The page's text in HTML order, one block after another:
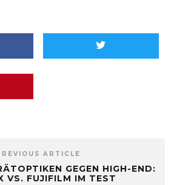
ARTICLE
GEGEN HIGH-END:
VS. FUJIFILM IM TEST